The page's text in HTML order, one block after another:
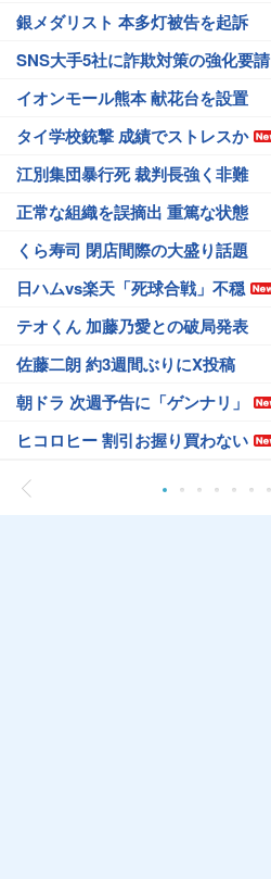
銀メダリスト 本多灯被告を起訴
SNS大手5社に詐欺対策の強化要請
イオンモール熊本 献花台を設置
タイ学校銃撃 成績でストレスか
江別集団暴行死 裁判長強く非難
正常な組織を誤摘出 重篤な状態
くら寿司 閉店間際の大盛り話題
日ハムvs楽天「死球合戦」不穏
テオくん 加藤乃愛との破局発表
佐藤二朗 約3週間ぶりにX投稿
朝ドラ 次週予告に「ゲンナリ」
ヒコロヒー 割引お握り買わない